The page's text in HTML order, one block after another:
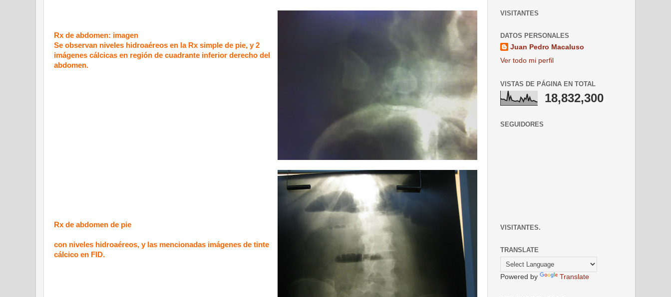
Rx de abdomen: imagen
Se observan niveles hidroaéreos en la Rx simple de pie, y 2
imágenes cálcicas en región de cuadrante inferior derecho del
abdomen.
Rx de abdomen de pie
con niveles hidroaéreos, y las mencionadas imágenes de tinte
cálcico en FID.
VISITANTES
DATOS PERSONALES
Juan Pedro Macaluso
Ver todo mi perfil
VISTAS DE PÁGINA EN TOTAL
18,832,300
SEGUIDORES
VISITANTES.
TRANSLATE
Powered by Translate